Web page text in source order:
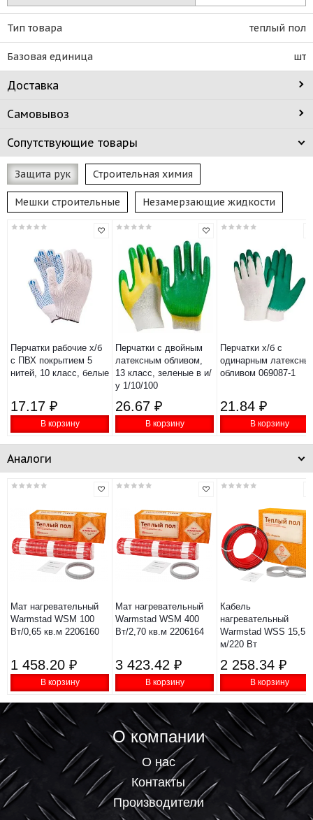
Тип товара теплый пол
Базовая единица шт
Доставка
Самовывоз
Сопутствующие товары
Защита рук Строительная химия
Мешки строительные Незамерзающие жидкости
Перчатки рабочие х/б
с ПВХ покрытием 5
нитей, 10 класс, белые
17.17 ₽
В корзину
Перчатки с двойным
латексным обливом,
13 класс, зеленые в и/
у 1/10/100
26.67 ₽
В корзину
Перчатки х/б с
одинарным
обливом 069087-1
21.84 ₽
В корзину
Аналоги
Мат нагревательный
Warmstad WSM 100
Вт/0,65 кв.м 2206160
1 458.20 ₽
В корзину
Мат нагревательный
Warmstad WSM 400
Вт/2,70 кв.м 2206164
3 423.42 ₽
В корзину
Кабель
нагревательный
Warmstad WSS 15,5
м/220 Вт
2 258.34 ₽
В корзину
О компании
О нас
Контакты
Производители